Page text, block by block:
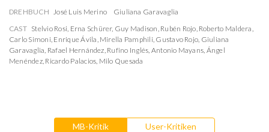
DREHBUCH José Luis Merino
Giuliana Garavaglia
CAST Stelvio Rosi, Erna Schürer, Guy Madison, Rubén Rojo, Roberto Maldera,
Carlo Simoni, Enrique Ávila, Mirella Pamphili, Gustavo Rojo, Giuliana
Garavaglia, Rafael Hernández, Rufino Inglés, Antonio Mayans, Ángel
Menéndez, Ricardo Palacios, Milo Quesada
MB-Kritik User-Kritiken